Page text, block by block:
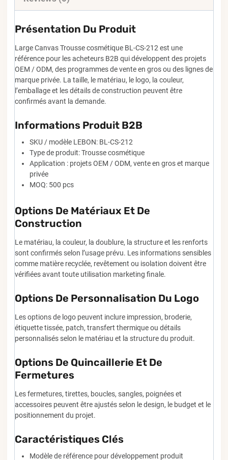
Présentation Du Produit
Large Canvas Trousse cosmétique BL-CS-212 est une
référence pour les acheteurs B2B qui développent des projets
OEM / ODM, des programmes de vente en gros ou des lignes de
marque privée. La taille, le matériau, le logo, la couleur,
l’emballage et les détails de construction peuvent être
confirmés avant la demande.
Informations Produit B2B
SKU / modèle LEBON: BL-CS-212
Type de produit: Trousse cosmétique
Application : projets OEM / ODM, vente en gros et marque
privée
MOQ: 500 pcs
Options De Matériaux Et De
Construction
Le matériau, la couleur, la doublure, la structure et les renforts
sont confirmés selon l’usage prévu. Les informations sensibles
comme matière recyclée, revêtement ou isolation doivent être
vérifiées avant toute utilisation marketing finale.
Options De Personnalisation Du Logo
Les options de logo peuvent inclure impression, broderie,
étiquette tissée, patch, transfert thermique ou détails
personnalisés selon le matériau et la structure du produit.
Options De Quincaillerie Et De
Fermetures
Les fermetures, tirettes, boucles, sangles, poignées et
accessoires peuvent être ajustés selon le design, le budget et le
positionnement du projet.
Caractéristiques Clés
Modèle de référence pour développement produit